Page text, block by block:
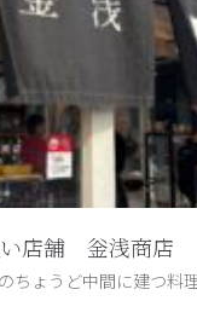
店舗 釡浅商店
ちょうど中間に建つ料